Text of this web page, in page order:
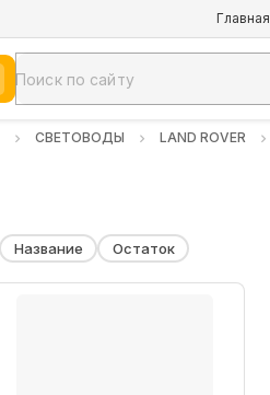
Главная
СВЕТОВОДЫ LAND ROVER
Название Остаток